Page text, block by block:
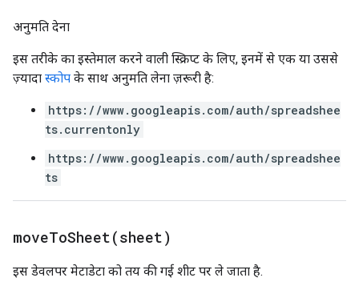
अनुमति देना
इस तरीके का इस्तेमाल करने वाली स्क्रिप्ट के लिए, इनमें से एक या उससे
ज़्यादा स्कोप के साथ अनुमति लेना ज़रूरी है:
https://www.googleapis.com/auth/spreadshee
ts.currentonly
https://www.googleapis.com/auth/spreadshee
ts
moveToSheet(sheet)
इस डेवलपर मेटाडेटा को तय की गई शीट पर ले जाता है.